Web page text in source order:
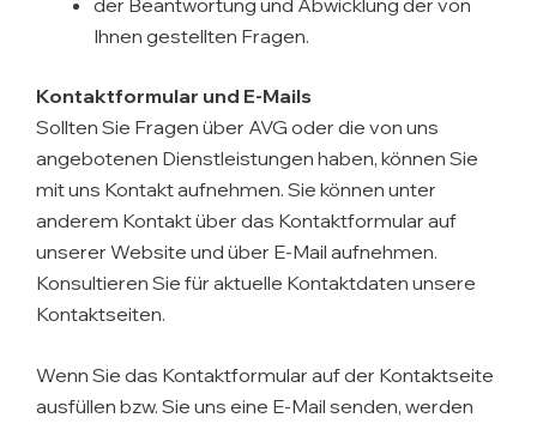
Ihnen gestellten Fragen.
Kontaktformular und E-Mails
Sollten Sie Fragen über AVG oder die von uns
angebotenen Dienstleistungen haben, können Sie
mit uns Kontakt aufnehmen. Sie können unter
anderem Kontakt über das Kontaktformular auf
unserer Website und über E-Mail aufnehmen.
Konsultieren Sie für aktuelle Kontaktdaten unsere
Kontaktseiten.
Wenn Sie das Kontaktformular auf der Kontaktseite
ausfüllen bzw. Sie uns eine E-Mail senden, werden